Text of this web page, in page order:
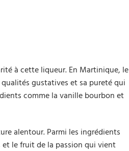
à cette liqueur. En Martinique, le
gustatives et sa pureté qui
comme la vanille bourbon et
alentour. Parmi les ingrédients
et le fruit de la passion qui vient